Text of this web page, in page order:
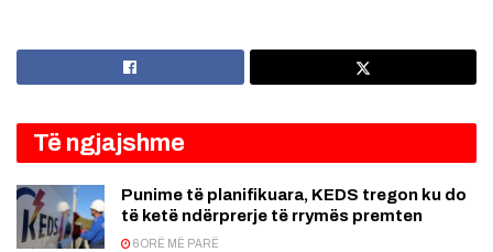
Të ngjajshme
Punime të planifikuara, KEDS tregon ku do
të ketë ndërprerje të rrymës premten
6 ORË MË PARË